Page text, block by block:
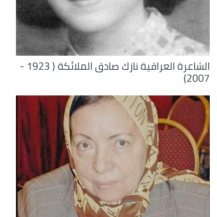
الشاعرة العراقية نازك صادق الملائكة ( 1923 -
2007)